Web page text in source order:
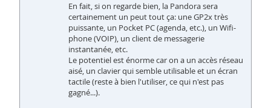
En fait, si on regarde bien, la Pandora sera
certainement un peut tout ça: une GP2x très
puissante, un Pocket PC (agenda, etc.), un Wifi-
phone (VOIP), un client de messagerie
instantanée, etc.
Le potentiel est énorme car on a un accès réseau
aisé, un clavier qui semble utilisable et un écran
tactile (reste à bien l'utiliser, ce qui n'est pas
gagné...).